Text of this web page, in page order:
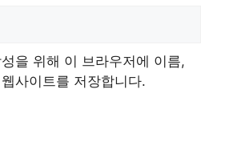
을 위해 이 브라우저에 이름,
사이트를 저장합니다.